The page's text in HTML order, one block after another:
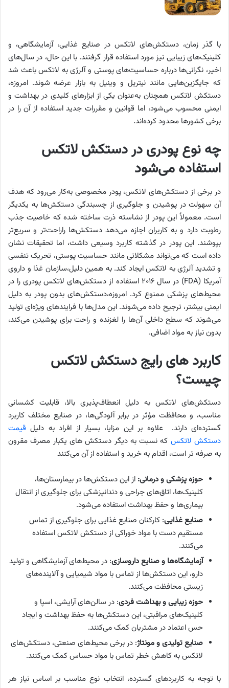
با گذر زمان، دستکش‌های لاتکس در صنایع غذایی، آزمایشگاهی، و
کلینیک‌های زیبایی نیز مورد استفاده قرار گرفتند. با این حال، در سال‌های
اخیر، نگرانی‌ها درباره حساسیت‌های پوستی و آلرژی به لاتکس باعث شد
که جایگزین‌هایی مانند نیتریل و وینیل به بازار عرضه شوند. امروزه،
دستکش لاتکس همچنان به‌عنوان یکی از ابزارهای کلیدی در بهداشت و
ایمنی محسوب می‌شود، اما قوانین و مقررات جدید استفاده از آن را در
برخی کشورها محدود کرده‌اند.
چه نوع پودری در دستکش لاتکس
استفاده می‌شود
در برخی از دستکش‌های لاتکس، پودر مخصوصی به‌کار می‌رود که هدف
آن سهولت در پوشیدن و جلوگیری از چسبندگی دستکش‌ها به یکدیگر
است. معمولاً این پودر از نشاسته ذرت ساخته شده که خاصیت جذب
رطوبت دارد و به کاربران اجازه می‌دهد دستکش‌ها راراحت‌تر و سریع‌تر
بپوشند. این پودر در گذشته کاربرد وسیعی داشت، اما تحقیقات نشان
داده است که می‌تواند مشکلاتی مانند حساسیت پوستی، تحریک تنفسی
و تشدید آلرژی به لاتکس ایجاد کند. به همین دلیل،سازمان غذا و داروی
آمریکا (FDA) در سال ۲۰۱۶ استفاده از دستکش‌های لاتکس پودری را در
محیط‌های پزشکی ممنوع کرد. امروزه،دستکش‌های بدون پودر به دلیل
ایمنی بیشتر، ترجیح داده می‌شوند. این مدل‌ها با فرایندهای ویژه‌ای تولید
می‌شوند که سطح داخلی آن‌ها را لغزنده و راحت برای پوشیدن می‌کند،
بدون نیاز به مواد اضافی.
کاربرد های رایج دستکش لاتکس
چیست؟
دستکش‌های لاتکس به دلیل انعطاف‌پذیری بالا، قابلیت کشسانی
مناسب، و محافظت مؤثر در برابر آلودگی‌ها، در صنایع مختلف کاربرد
گسترده‌ای دارند. علاوه بر این مزایا، بسیار از افراد به دلیل قیمت
دستکش لاتکس که نسبت به دیگر دستکش های یکبار مصرف مقرون
به صرفه تر است، اقدام به خرید و استفاده از آن می‌کنند
حوزه پزشکی و درمانی: از این دستکش‌ها در بیمارستان‌ها،
کلینیک‌ها، اتاق‌های جراحی و دندانپزشکی برای جلوگیری از انتقال
بیماری‌ها و حفظ بهداشت استفاده می‌شود.
صنایع غذایی: کارکنان صنایع غذایی برای جلوگیری از تماس
مستقیم دست با مواد خوراکی از دستکش لاتکس استفاده
می‌کنند.
آزمایشگاه‌ها و صنایع داروسازی: در محیط‌های آزمایشگاهی و تولید
دارو، این دستکش‌ها از تماس با مواد شیمیایی و آلاینده‌های
زیستی محافظت می‌کنند.
حوزه زیبایی و بهداشت فردی: در سالن‌های آرایشی، اسپا و
کلینیک‌های مراقبتی، این دستکش‌ها به حفظ بهداشت و ایجاد
حس اعتماد در مشتریان کمک می‌کنند.
صنایع تولیدی و مونتاژ: در برخی محیط‌های صنعتی، دستکش‌های
لاتکس به کاهش خطر تماس با مواد حساس کمک می‌کنند.
با توجه به کاربردهای گسترده، انتخاب نوع مناسب بر اساس نیاز هر